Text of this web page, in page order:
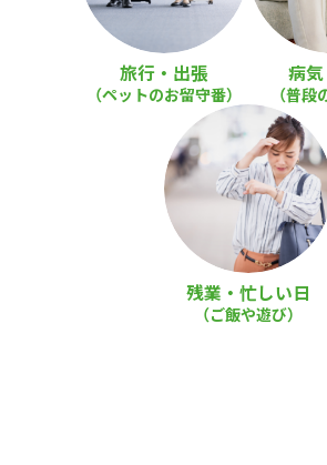
旅行・出張
（ペットのお留守番）
病
（普段
残業・忙しい日
（ご飯や遊び）